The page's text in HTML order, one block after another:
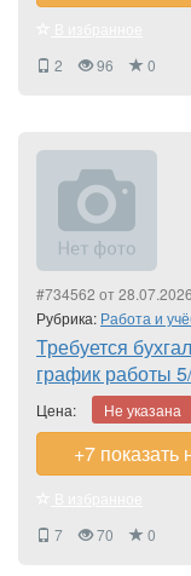
2
96 0
#734562 от 28.07.2026
Рубрика: Работа и
Требуется
график работы
Цена: Не указана
+7 показать
7
70 0